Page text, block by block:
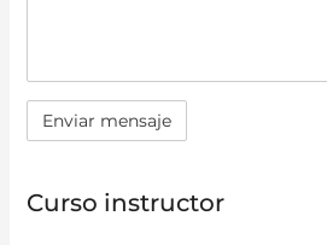
Curso instructor